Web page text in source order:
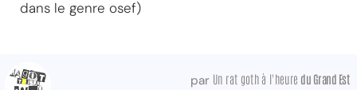
dans le genre osef)
par Un rat goth à l'heure du Grand Est